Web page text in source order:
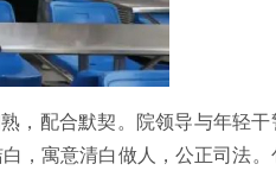
，配合默契。院领导与年轻干
，寓意清白做人，公正司法。